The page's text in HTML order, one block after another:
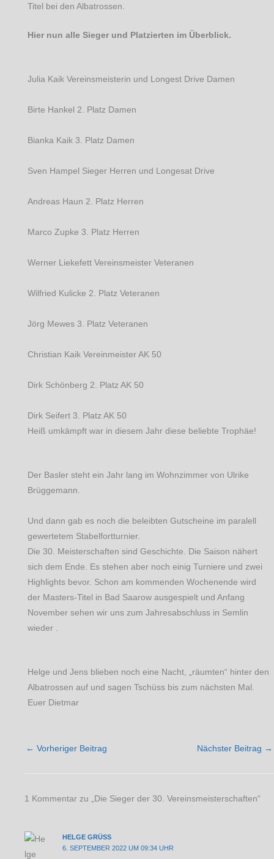
Titel bei den Albatrossen.
Hier nun alle Sieger und Platzierten im Überblick.
Julia Kaik Vereinsmeisterin und Longest Drive Damen
Birte Hankel 2. Platz Damen
Bianka Kaik 3. Platz Damen
Sven Hampel Sieger Herren und Longesat Drive
Andreas Haun 2. Platz Herren
Marco Zupke 3. Platz Herren
Werner Liekefett Vereinsmeister Veteranen
Wilfried Kulicke 2. Platz Veteranen
Jörg Mewes 3. Platz Veteranen
Christian Kaik Vereinmeister AK 50
Dirk Schönberg 2. Platz AK 50
Dirk Seifert 3. Platz AK 50
Heiß umkämpft war in diesem Jahr diese beliebte Trophäe!
Der Basler steht ein Jahr lang im Wohnzimmer von Ulrike
Brüggemann.
Und dann gab es noch die beleibten Gutscheine im paralell
gewertetem Stabelfortturnier.
Die 30. Meisterschaften sind Geschichte. Die Saison nähert
sich dem Ende. Es stehen aber noch einig Turniere und zwei
Highlights bevor. Schon am kommenden Wochenende wird
der Masters-Titel in Bad Saarow ausgespielt und Anfang
November sehen wir uns zum Jahresabschluss in Semlin
wieder .
Helge und Jens blieben noch eine Nacht, „räumten“ hinter den
Albatrossen auf und sagen Tschüss bis zum nächsten Mal.
Euer Dietmar
← Vorheriger Beitrag Nächster Beitrag →
1 Kommentar zu „Die Sieger der 30. Vereinsmeisterschaften“
HELGE GRÜSS
6. SEPTEMBER 2022 UM 09:34 UHR